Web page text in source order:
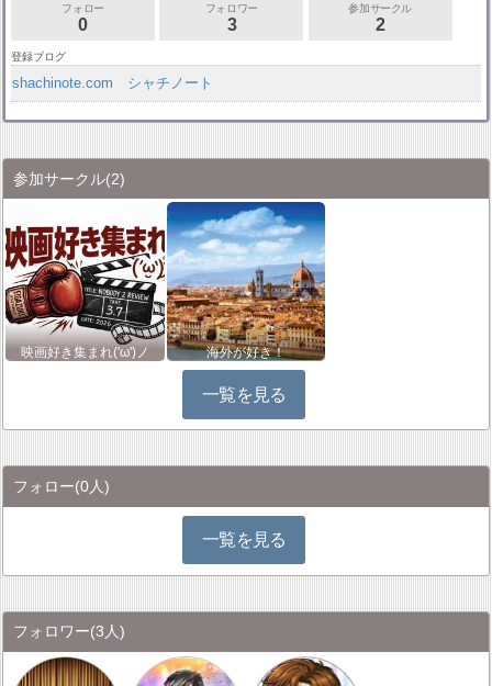
フォロー
0
フォロワー
3
参加サークル
2
登録ブログ
shachinote.com シャチノート
参加サークル(2)
映画好き集まれ('ω')ノ 海外が好き！
一覧を見る
フォロー(0人)
一覧を見る
フォロワー(3人)